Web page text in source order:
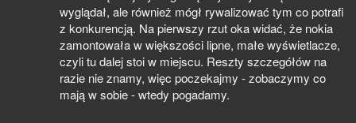
wyglądał, ale również mógł rywalizować tym co potrafi
z konkurencją. Na pierwszy rzut oka widać, że nokia
zamontowała w większości lipne, małe wyświetlacze,
czyli tu dalej stoi w miejscu. Reszty szczegółów na
razie nie znamy, więc poczekajmy - zobaczymy co
mają w sobie - wtedy pogadamy.